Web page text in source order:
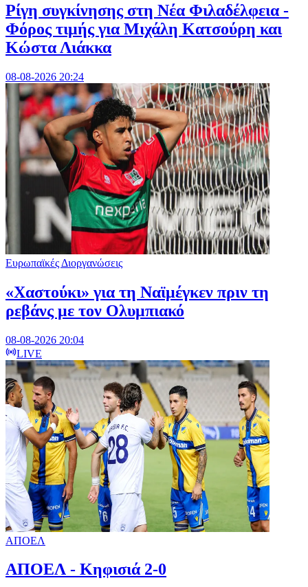
Ρίγη συγκίνησης στη Νέα Φιλαδέλφεια -
Φόρος τιμής για Μιχάλη Κατσούρη και
Κώστα Λιάκκα
08-08-2026 20:24
Ευρωπαϊκές Διοργανώσεις
«Χαστούκι» για τη Ναϊμέγκεν πριν τη
ρεβάνς με τον Ολυμπιακό
08-08-2026 20:04
LIVE
ΑΠΟΕΛ
ΑΠΟΕΛ - Κηφισιά 2-0